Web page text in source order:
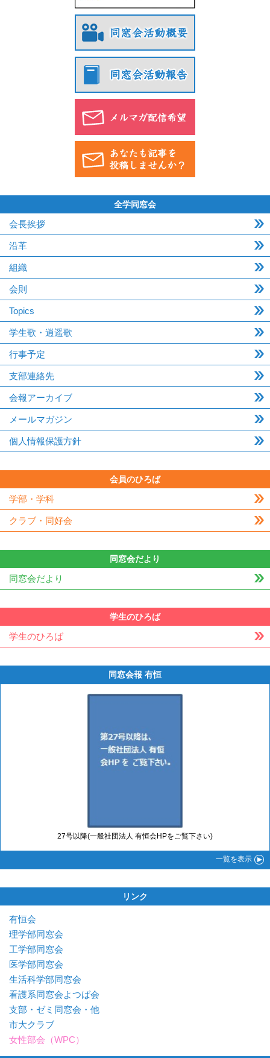
全学同窓会
会長挨拶
沿革
組織
会則
Topics
学生歌・逍遥歌
行事予定
支部連絡先
会報アーカイブ
メールマガジン
個人情報保護方針
会員のひろば
学部・学科
クラブ・同好会
同窓会だより
同窓会だより
学生のひろば
学生のひろば
同窓会報 有恒
27号以降(一般社団法人 有恒会HPをご覧下さい)
一覧を表示
リンク
有恒会
理学部同窓会
工学部同窓会
医学部同窓会
生活科学部同窓会
看護系同窓会よつば会
支部・ゼミ同窓会・他
市大クラブ
女性部会（WPC）